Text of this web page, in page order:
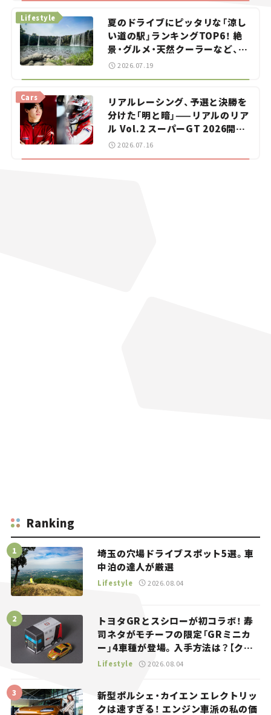
夏のドライブにピッタリな「涼し
い道の駅」ランキングTOP6！ 絶
景・グルメ・天然クーラーなど、避
暑におすすめのスポットを紹介
Lifestyle
2026.07.19
リアルレーシング、予選と決勝を
分けた「明と暗」——リアルのリア
ル Vol.2 スーパーGT 2026開幕
戦 岡山国際サーキット
Cars
2026.07.16
Ranking
埼玉の穴場ドライブスポット5選。車
中泊の達人が厳選
Lifestyle 2026.08.04
トヨタGRとスシローが初コラボ！ 寿
司ネタがモチーフの限定「GRミニカ
ー」4車種が登場。入手方法は？【クル
マとホビー】
Lifestyle 2026.08.04
新型ポルシェ・カイエン エレクトリッ
クは速すぎる！ エンジン車派の私の価